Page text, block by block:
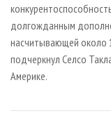
долгожданным
насчитывающей около
подчеркнул Селсо
Америке.